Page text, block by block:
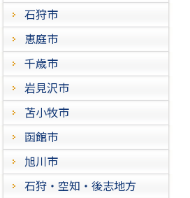
石狩市
恵庭市
千歳市
岩見沢市
苫小牧市
函館市
旭川市
石狩・空知・後志地方